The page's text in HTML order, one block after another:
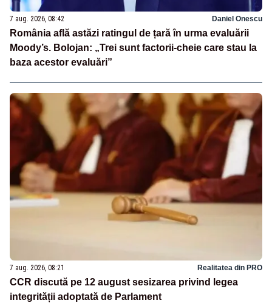
7 aug. 2026, 08:42 Daniel Onescu
România află astăzi ratingul de țară în urma evaluării
Moody’s. Bolojan: „Trei sunt factorii-cheie care stau la
baza acestor evaluări”
7 aug. 2026, 08:21 Realitatea din PRO
CCR discută pe 12 august sesizarea privind legea
integrității adoptată de Parlament